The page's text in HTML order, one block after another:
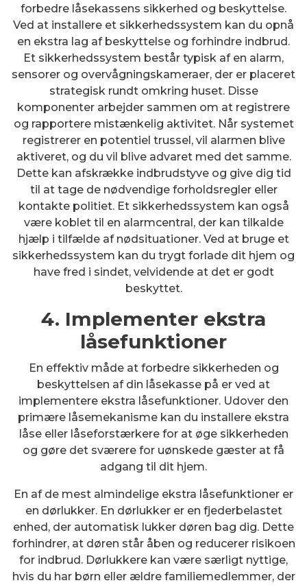
forbedre låsekassens sikkerhed og beskyttelse.
Ved at installere et sikkerhedssystem kan du opnå
en ekstra lag af beskyttelse og forhindre indbrud.
Et sikkerhedssystem består typisk af en alarm,
sensorer og overvågningskameraer, der er placeret
strategisk rundt omkring huset. Disse
komponenter arbejder sammen om at registrere
og rapportere mistænkelig aktivitet. Når systemet
registrerer en potentiel trussel, vil alarmen blive
aktiveret, og du vil blive advaret med det samme.
Dette kan afskrække indbrudstyve og give dig tid
til at tage de nødvendige forholdsregler eller
kontakte politiet. Et sikkerhedssystem kan også
være koblet til en alarmcentral, der kan tilkalde
hjælp i tilfælde af nødsituationer. Ved at bruge et
sikkerhedssystem kan du trygt forlade dit hjem og
have fred i sindet, velvidende at det er godt
beskyttet.
4. Implementer ekstra
låsefunktioner
En effektiv måde at forbedre sikkerheden og
beskyttelsen af din låsekasse på er ved at
implementere ekstra låsefunktioner. Udover den
primære låsemekanisme kan du installere ekstra
låse eller låseforstærkere for at øge sikkerheden
og gøre det sværere for uønskede gæster at få
adgang til dit hjem.
En af de mest almindelige ekstra låsefunktioner er
en dørlukker. En dørlukker er en fjederbelastet
enhed, der automatisk lukker døren bag dig. Dette
forhindrer, at døren står åben og reducerer risikoen
for indbrud. Dørlukkere kan være særligt nyttige,
hvis du har børn eller ældre familiemedlemmer, der